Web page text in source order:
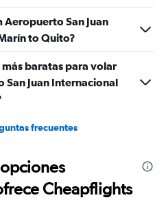
San Juan
to Quito?
más baratas para volar
Juan Internacional
frecuentes
Cheapflights